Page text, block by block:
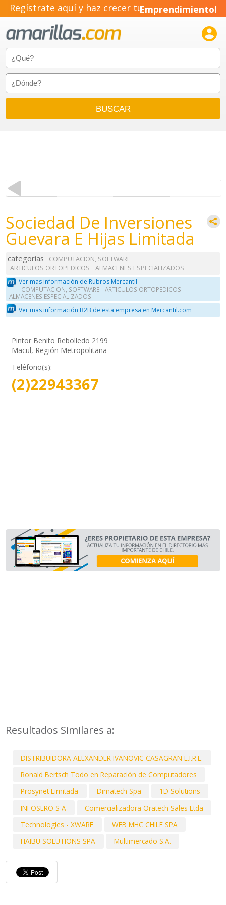
Regístrate aquí y haz crecer tuEmprendimiento!

Sociedad De Inversiones
Guevara E Hijas Limitada
categorías
COMPUTACION, SOFTWARE
ARTICULOS ORTOPEDICOS
ALMACENES ESPECIALIZADOS
Ver mas información de Rubros Mercantil
COMPUTACION, SOFTWARE
ARTICULOS ORTOPEDICOS
ALMACENES ESPECIALIZADOS
Ver mas información B2B de esta empresa en Mercantil.com
Pintor Benito Rebolledo 2199
Macul, Región Metropolitana
Teléfono(s):
(2)22943367
Resultados Similares a:
DISTRIBUIDORA ALEXANDER IVANOVIC CASAGRAN E.I.R.L.
Ronald Bertsch Todo en Reparación de Computadores
Prosynet Limitada
Dimatech Spa
1D Solutions
INFOSERO S A
Comercializadora Oratech Sales Ltda
Technologies - XWARE
WEB MHC CHILE SPA
HAIBU SOLUTIONS SPA
Multimercado S.A.